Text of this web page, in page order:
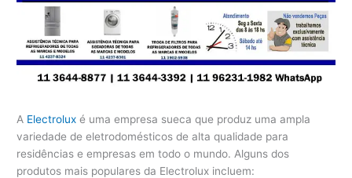
A Electrolux é uma empresa sueca que produz uma ampla
variedade de eletrodomésticos de alta qualidade para
residências e empresas em todo o mundo. Alguns dos
produtos mais populares da Electrolux incluem: